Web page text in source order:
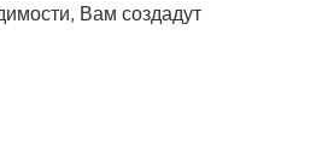
Вам создадут